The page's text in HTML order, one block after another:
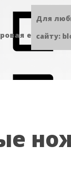
еда
Для
сайту: